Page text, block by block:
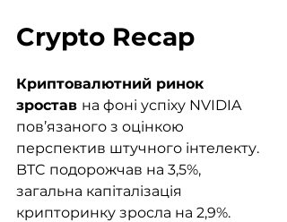
Crypto Recap
Криптовалютний ринок
зростав на фоні успіху NVIDIA
пов’язаного з оцінкою
перспектив штучного інтелекту.
BTC подорожчав на 3,5%,
загальна капіталізація
крипторинку зросла на 2,9%.